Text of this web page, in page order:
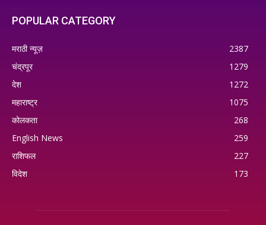
POPULAR CATEGORY
मराठी न्यूज़
2387
चंद्रपूर
1279
देश
1272
महाराष्ट्र
1075
कोलकता
268
English News
259
राशिफल
227
विदेश
173